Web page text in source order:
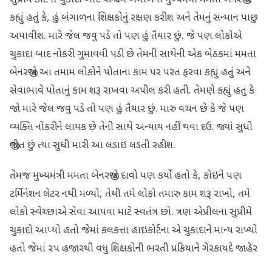
કહ્યું હતું કે, હું બંગાળના શિક્ષકોનું રક્ષણ કરીશ અને તેમનું સન્માન પાછુ
અપાવીશ. મારે જેલ જવુ પડે તો પણ હું તૈયાર છું. જે પણ લોકોએ
ચુકાદા બાદ નોકરી ગુમાવવી પડી છે તેમની સાથેની એક બેઠકમાં મમતા
બેનરજીએ આ તમામ લોકોને પોતાના કામ પર પરત ફરવા કહ્યું હતું અને
સેવાભાવે પોતાનું કામ શરૂ રાખવા અપીલ કરી હતી. તેમણે કહ્યું હતું કે
જો મારે જેલ જવુ પડે તો પણ હું તૈયાર છું. મારુ વચન છે કે જે પણ
વ્યક્તિ નોકરીને લાયક છે તેની સાથે અન્યાય નહીં થવા દઉ. જ્યાં સુધી
જીવીત છું ત્યા સુધી મારી આ લડાઇ લડતી રહીશ.
તેમજ મુખ્યમંત્રી મમતા બેનરજીએ દાવો પણ કર્યો હતો કે, કોઇને પણ
ટર્મિનેશન લેટર નથી મળ્યો, તેથી તમે લોકો તમારુ કામ શરૂ રાખો, તમે
લોકો સ્વેચ્છાએ સેવા આપવા માટે સ્વતંત્ર છો. ત્રણ એપ્રીલના સુપ્રીમે
ચુકાદો આપ્યો હતો જેમાં કલકત્તા હાઇકોર્ટના એ ચુકાદાને માન્ય રાખ્યો
હતો જેમાં ૨૫ હજારથી વધુ શિક્ષકોની ભરતી પ્રક્રિયાને ગેરકાયદે જાહેર